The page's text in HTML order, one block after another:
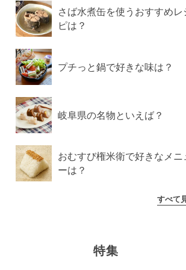
さば水煮缶を使うおすすめレ
ピは？
プチっと鍋で好きな味は？
岐阜県の名物といえば？
おむすび権米衛で好きなメニ
ーは？
すべて
特集